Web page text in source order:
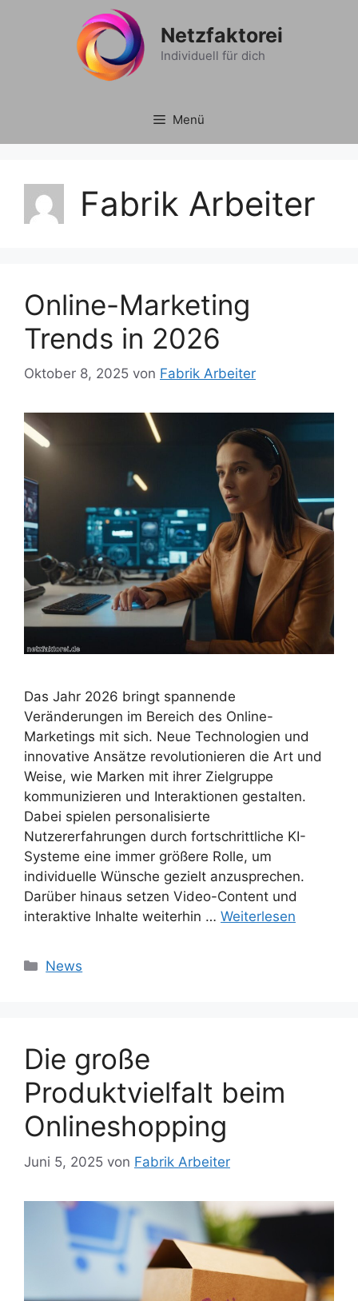
Netzfaktorei
Individuell für dich
Menü
Fabrik Arbeiter
Online-Marketing
Trends in 2026
Oktober 8, 2025 von Fabrik Arbeiter
Das Jahr 2026 bringt spannende
Veränderungen im Bereich des Online-
Marketings mit sich. Neue Technologien und
innovative Ansätze revolutionieren die Art und
Weise, wie Marken mit ihrer Zielgruppe
kommunizieren und Interaktionen gestalten.
Dabei spielen personalisierte
Nutzererfahrungen durch fortschrittliche KI-
Systeme eine immer größere Rolle, um
individuelle Wünsche gezielt anzusprechen.
Darüber hinaus setzen Video-Content und
interaktive Inhalte weiterhin … Weiterlesen
Kategorien
News
Die große
Produktvielfalt beim
Onlineshopping
Juni 5, 2025 von Fabrik Arbeiter